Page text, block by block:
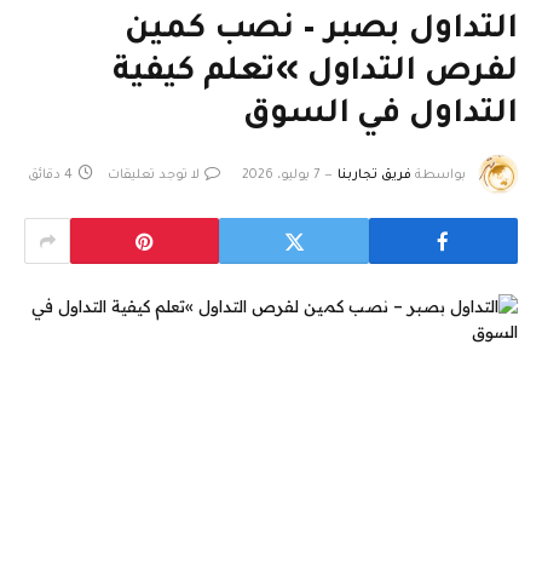
التداول بصبر – نصب كمين
لفرص التداول »تعلم كيفية
التداول في السوق
بواسطة فريق تجاربنا 7 يوليو، 2026 لا توجد تعليقات 4 دقائق